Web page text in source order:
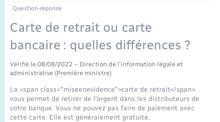
Etat-civil - Papiers - Citoyenneté
Mariage – PACS
Parrainage civil
Recensement
Loisirs
Nouvel habitant
Transports scolaires
Travaux - Autorisation d’occupation de l’espace
Compétences
Plan interactif
Présentation de la commune
Publications
Question-réponse
Carte de retrait ou carte
bancaire : quelles différences ?
Vérifié le 08/08/2022 – Direction de l'information légale et
administrative (Première ministre)
La <span class="miseenevidence">carte de retrait</span>
vous permet de retirer de l'argent dans les distributeurs de
votre banque. Vous ne pouvez pas faire de paiement avec
cette carte. Elle est généralement gratuite.